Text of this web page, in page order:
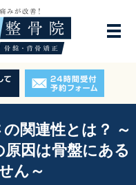
関連性とは？ ～
因は骨盤にある
ん～